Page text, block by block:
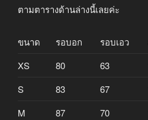
ตามตารางด้านล่างนี้เลยค่ะ
ขนาด รอบอก รอบเอว
XS
80 63
S
83 67
M
87 70